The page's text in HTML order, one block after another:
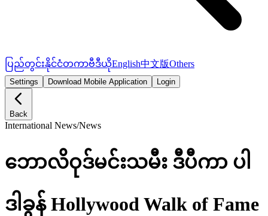
ပြည်တွင်းနိုင်ငံတကာဗီဒီယိုEnglish中文版Others
Settings Download Mobile Application Login
Back
International News/News
ဘောလိဝုဒ်မင်းသမီး ဒီပီကာ ပါ
ဒါခွန် Hollywood Walk of Fame